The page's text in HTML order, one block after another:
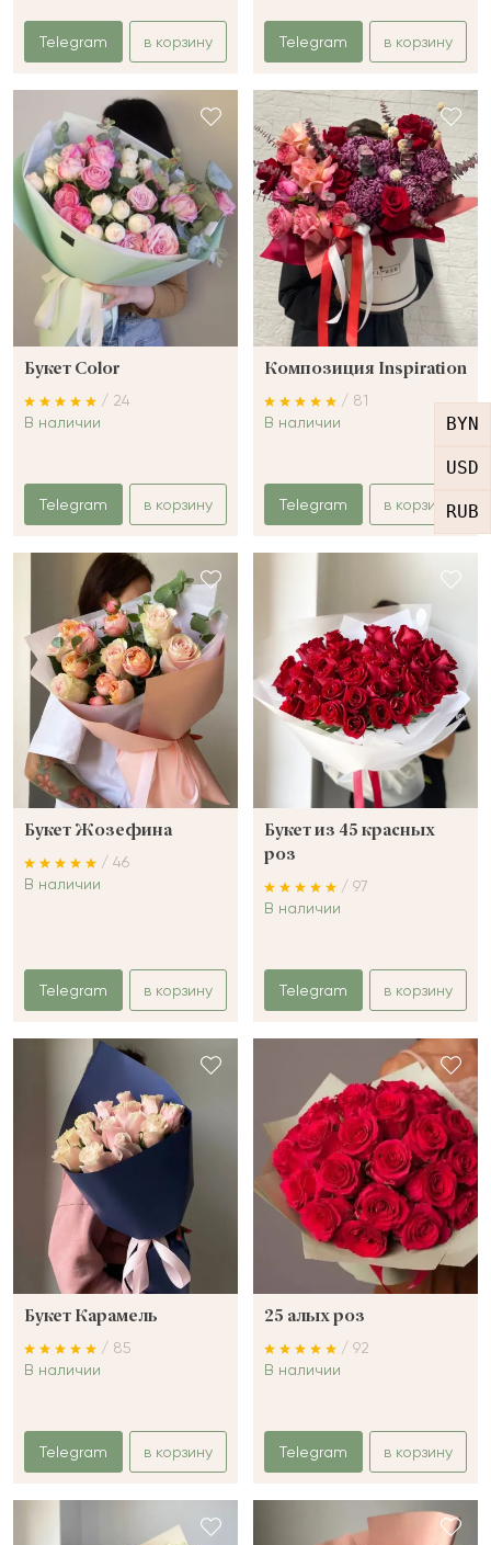
BYN
USD
RUB
Telegram в корзину Telegram в корзину
Букет Color
/ 24
В наличии
Telegram в корзину
Композиция Inspiration
/ 81
В наличии
Telegram в корзину
Букет Жозефина
/ 46
В наличии
Telegram в корзину
Букет из 45 красных
роз
/ 97
В наличии
Telegram в корзину
Букет Карамель
/ 85
В наличии
Telegram в корзину
25 алых роз
/ 92
В наличии
Telegram в корзину